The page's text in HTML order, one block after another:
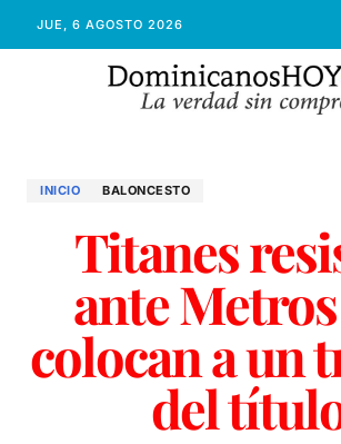
JUE, 6 AGOSTO 2026
INICIO BALONCESTO
Titanes
ante Metros
colocan a un
del